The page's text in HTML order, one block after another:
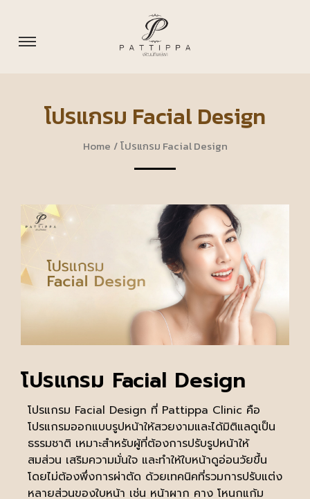
โปรแกรม Facial Design
Home /โปรแกรม Facial Design
โปรแกรม Facial Design
โปรแกรม Facial Design ที่ Pattippa Clinic คือ
โปรแกรมออกแบบรูปหน้าให้สวยงามและได้มิติแลดูเป็น
ธรรมชาติ เหมาะสำหรับผู้ที่ต้องการปรับรูปหน้าให้
สมส่วน เสริมความมั่นใจ และทำให้ใบหน้าดูอ่อนวัยขึ้น
โดยไม่ต้องพึ่งการผ่าตัด ด้วยเทคนิคที่รวมการปรับแต่ง
หลายส่วนของใบหน้า เช่น หน้าผาก คาง โหนกแก้ม